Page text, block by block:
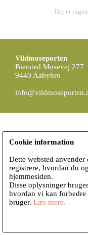
Der er
Vildmoseporten
Biersted Mosevej 277
9440 Aabybro
Cookie information
Dette websted
registrere, hvordan du
hjemmesiden.
Disse oplysninger
hvordan vi kan forbedre
bruger. Læs mere.